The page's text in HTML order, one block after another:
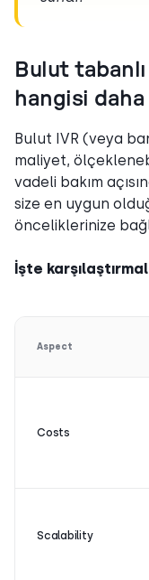
Bulut
hangisi
Bulut IVR (veya
maliyet,
vadeli bakım
size en uygun
önceliklerinize
İşte
Aspect
Costs
Scalability